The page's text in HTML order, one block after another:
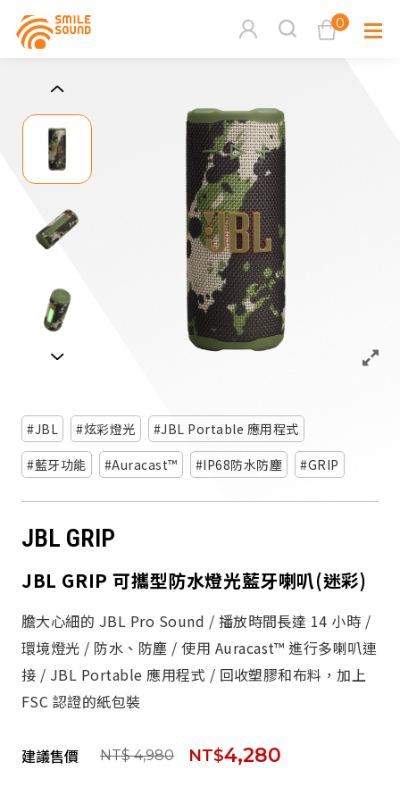
0
查看購物車
請選擇商品分類
請選擇分類
活動
JBL 炫彩燈光
JBL Portable 應用程式
藍牙功能
Auracast™ IP68防水防塵 GRIP
JBL GRIP
JBL GRIP 可攜型防水燈光藍牙喇叭(迷彩)
膽大心細的 JBL Pro Sound / 播放時間長達 14 小時 /
環境燈光 / 防水、防塵 / 使用 Auracast™ 進行多喇叭連
接 / JBL Portable 應用程式 / 回收塑膠和布料，加上
FSC 認證的紙包裝
建議售價 NT$ 4,980 NT$4,280